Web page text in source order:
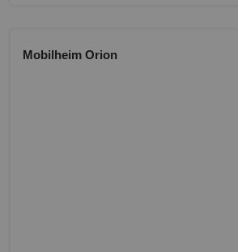
Mobilheim Orion